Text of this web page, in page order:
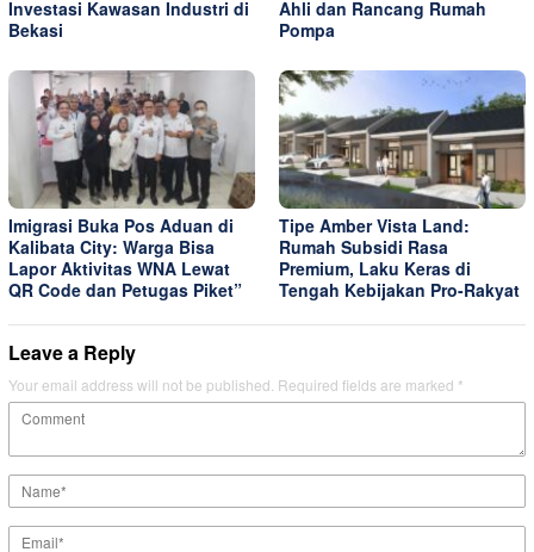
Investasi Kawasan Industri di
Bekasi
Ahli dan Rancang Rumah
Pompa
Imigrasi Buka Pos Aduan di
Kalibata City: Warga Bisa
Lapor Aktivitas WNA Lewat
QR Code dan Petugas Piket”
Tipe Amber Vista Land:
Rumah Subsidi Rasa
Premium, Laku Keras di
Tengah Kebijakan Pro-Rakyat
Leave a Reply
Your email address will not be published. Required fields are marked *